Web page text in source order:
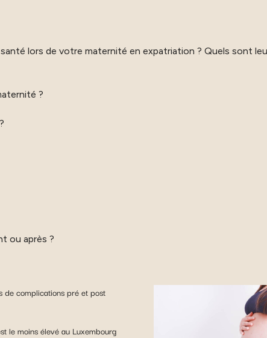
lors de votre maternité en expatriation ? Quels sont
?
?
ou après ?
de complications pré et post
le moins élevé au Luxembourg